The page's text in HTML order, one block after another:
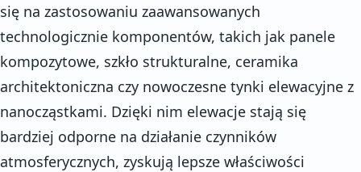
się na zastosowaniu zaawansowanych
technologicznie komponentów, takich jak panele
kompozytowe, szkło strukturalne, ceramika
architektoniczna czy nowoczesne tynki elewacyjne z
nanocząstkami. Dzięki nim elewacje stają się
bardziej odporne na działanie czynników
atmosferycznych, zyskują lepsze właściwości